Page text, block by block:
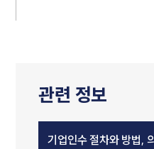
관련 정보
기업인수 절차와 방법,